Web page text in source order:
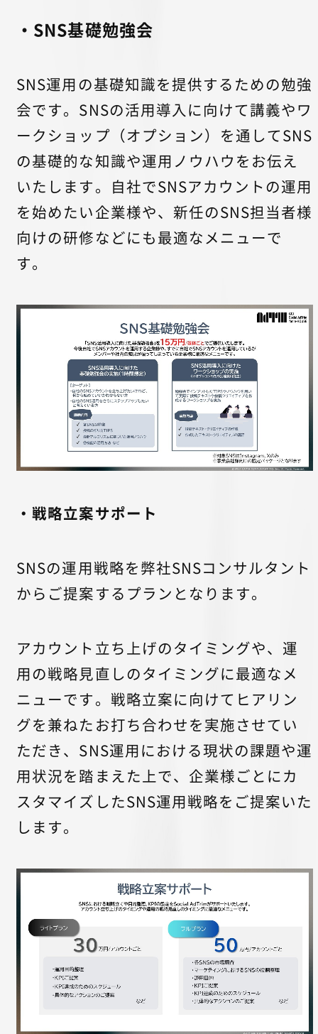
・SNS基礎勉強会
SNS運用の基礎知識を提供するための勉強
会です。SNSの活用導入に向けて講義やワ
ークショップ（オプション）を通してSNS
の基礎的な知識や運用ノウハウをお伝え
いたします。自社でSNSアカウントの運用
を始めたい企業様や、新任のSNS担当者様
向けの研修などにも最適なメニューで
す。
・戦略立案サポート
SNSの運用戦略を弊社SNSコンサルタント
からご提案するプランとなります。
アカウント立ち上げのタイミングや、運
用の戦略見直しのタイミングに最適なメ
ニューです。戦略立案に向けてヒアリン
グを兼ねたお打ち合わせを実施させてい
ただき、SNS運用における現状の課題や運
用状況を踏まえた上で、企業様ごとにカ
スタマイズしたSNS運用戦略をご提案いた
します。